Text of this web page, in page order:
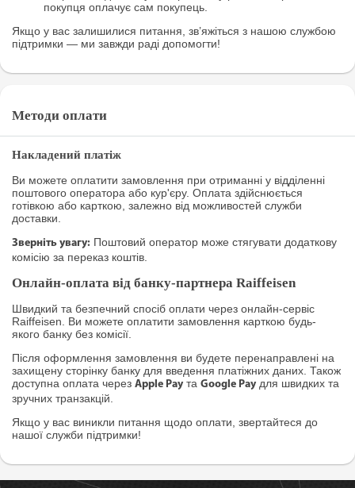
покупця оплачує сам покупець.
Якщо у вас залишилися питання, зв’яжіться з нашою службою
підтримки — ми завжди раді допомогти!
Методи оплати
Накладений платіж
Ви можете оплатити замовлення при отриманні у відділенні
поштового оператора або кур'єру. Оплата здійснюється
готівкою або карткою, залежно від можливостей служби
доставки.
Зверніть увагу: Поштовий оператор може стягувати додаткову
комісію за переказ коштів.
Онлайн-оплата від банку-партнера Raiffeisen
Швидкий та безпечний спосіб оплати через онлайн-сервіс
Raiffeisen. Ви можете оплатити замовлення карткою будь-
якого банку без комісії.
Після оформлення замовлення ви будете перенаправлені на
захищену сторінку банку для введення платіжних даних. Також
доступна оплата через Apple Pay та Google Pay для швидких та
зручних транзакцій.
Якщо у вас виникли питання щодо оплати, звертайтеся до
нашої служби підтримки!